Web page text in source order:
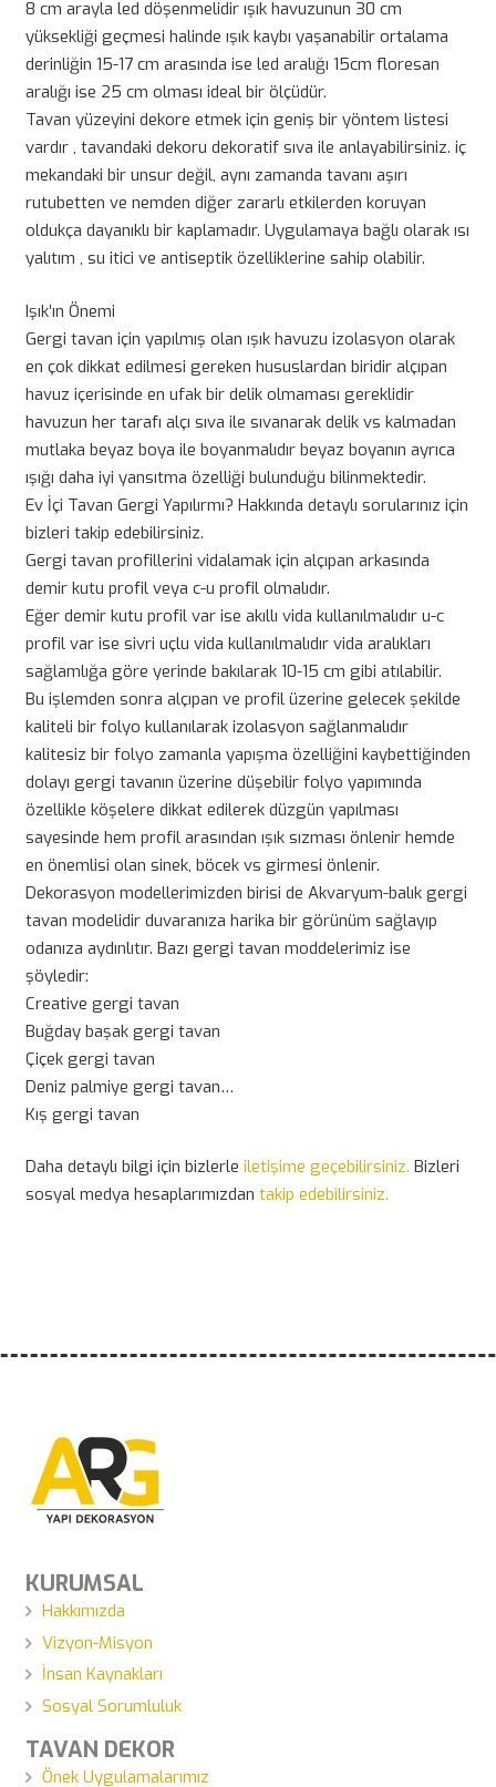
8 cm arayla led döşenmelidir ışık havuzunun 30 cm
yüksekliği geçmesi halinde ışık kaybı yaşanabilir ortalama
derinliğin 15-17 cm arasında ise led aralığı 15cm floresan
aralığı ise 25 cm olması ideal bir ölçüdür.
Tavan yüzeyini dekore etmek için geniş bir yöntem listesi
vardır , tavandaki dekoru dekoratif sıva ile anlayabilirsiniz. iç
mekandaki bir unsur değil, aynı zamanda tavanı aşırı
rutubetten ve nemden diğer zararlı etkilerden koruyan
oldukça dayanıklı bir kaplamadır. Uygulamaya bağlı olarak ısı
yalıtım , su itici ve antiseptik özelliklerine sahip olabilir.
Işık’ın Önemi
Gergi tavan için yapılmış olan ışık havuzu izolasyon olarak
en çok dikkat edilmesi gereken hususlardan biridir alçıpan
havuz içerisinde en ufak bir delik olmaması gereklidir
havuzun her tarafı alçı sıva ile sıvanarak delik vs kalmadan
mutlaka beyaz boya ile boyanmalıdır beyaz boyanın ayrıca
ışığı daha iyi yansıtma özelliği bulunduğu bilinmektedir.
Ev İçi Tavan Gergi Yapılırmı? Hakkında detaylı sorularınız için
bizleri takip edebilirsiniz.
Gergi tavan profillerini vidalamak için alçıpan arkasında
demir kutu profil veya c-u profil olmalıdır.
Eğer demir kutu profil var ise akıllı vida kullanılmalıdır u-c
profil var ise sivri uçlu vida kullanılmalıdır vida aralıkları
sağlamlığa göre yerinde bakılarak 10-15 cm gibi atılabilir.
Bu işlemden sonra alçıpan ve profil üzerine gelecek şekilde
kaliteli bir folyo kullanılarak izolasyon sağlanmalıdır
kalitesiz bir folyo zamanla yapışma özelliğini kaybettiğinden
dolayı gergi tavanın üzerine düşebilir folyo yapımında
özellikle köşelere dikkat edilerek düzgün yapılması
sayesinde hem profil arasından ışık sızması önlenir hemde
en önemlisi olan sinek, böcek vs girmesi önlenir.
Dekorasyon modellerimizden birisi de Akvaryum-balık gergi
tavan modelidir duvaranıza harika bir görünüm sağlayıp
odanıza aydınlıtır. Bazı gergi tavan moddelerimiz ise
şöyledir:
Creative gergi tavan
Buğday başak gergi tavan
Çiçek gergi tavan
Deniz palmiye gergi tavan…
Kış gergi tavan
Daha detaylı bilgi için bizlerle iletişime geçebilirsiniz. Bizleri
sosyal medya hesaplarımızdan takip edebilirsiniz.
KURUMSAL
Hakkımızda
Vizyon-Misyon
İnsan Kaynakları
Sosyal Sorumluluk
TAVAN DEKOR
Önek Uygulamalarımız